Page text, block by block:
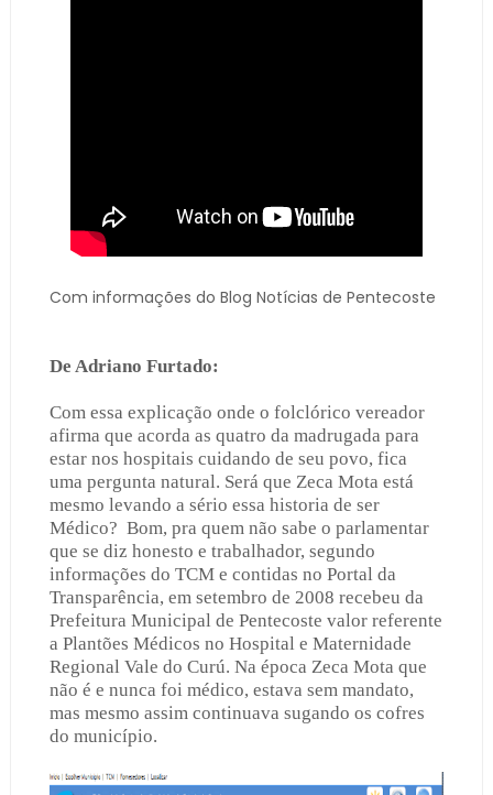
Com informações do Blog Notícias de Pentecoste
De Adriano Furtado:
Com essa explicação onde o folclórico vereador
afirma que acorda as quatro da madrugada para
estar nos hospitais cuidando de seu povo, fica
uma pergunta natural. Será que Zeca Mota está
mesmo levando a sério essa historia de ser
Médico? Bom, pra quem não sabe o parlamentar
que se diz honesto e trabalhador, segundo
informações do TCM e contidas no Portal da
Transparência, em setembro de 2008 recebeu da
Prefeitura Municipal de Pentecoste valor referente
a Plantões Médicos no Hospital e Maternidade
Regional Vale do Curú. Na época Zeca Mota que
não é e nunca foi médico, estava sem mandato,
mas mesmo assim continuava sugando os cofres
do município.